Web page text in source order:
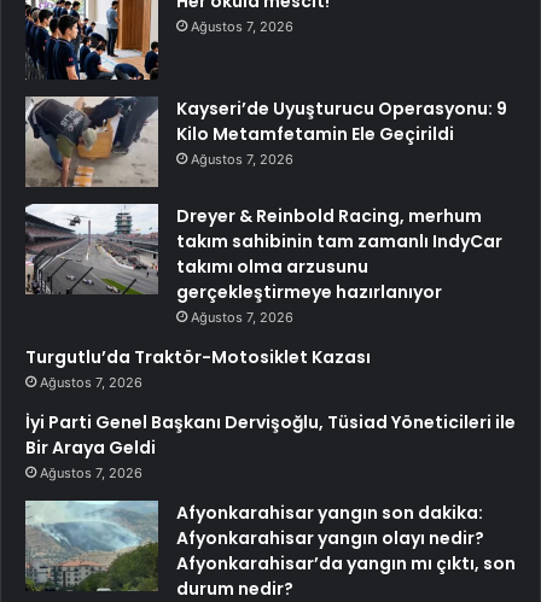
Ağustos 7, 2026
Kayseri’de Uyuşturucu Operasyonu: 9
Kilo Metamfetamin Ele Geçirildi
Ağustos 7, 2026
Dreyer & Reinbold Racing, merhum
takım sahibinin tam zamanlı IndyCar
takımı olma arzusunu
gerçekleştirmeye hazırlanıyor
Ağustos 7, 2026
Turgutlu’da Traktör-Motosiklet Kazası
Ağustos 7, 2026
İyi Parti Genel Başkanı Dervişoğlu, Tüsiad Yöneticileri ile
Bir Araya Geldi
Ağustos 7, 2026
Afyonkarahisar yangın son dakika:
Afyonkarahisar yangın olayı nedir?
Afyonkarahisar’da yangın mı çıktı, son
durum nedir?